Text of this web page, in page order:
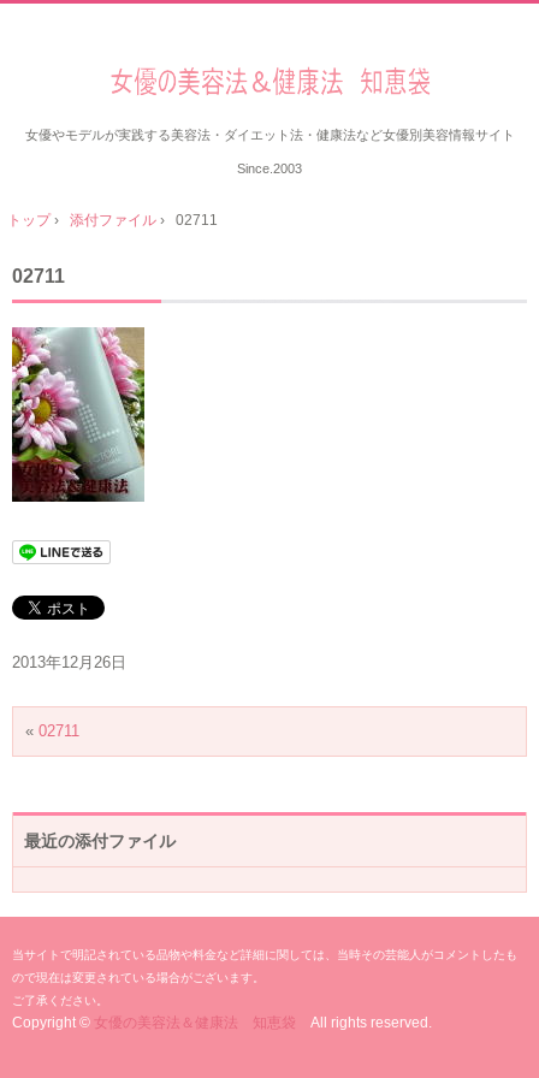
女優やモデルが実践する美容法・ダイエット法・健康法など女優別美容情報サイト
Since.2003
トップ› 添付ファイル › 02711
02711
2013年12月26日
« 02711
最近の添付ファイル
当サイトで明記されている品物や料金など詳細に関しては、当時その芸能人がコメントしたも
ので現在は変更されている場合がございます。
ご了承ください。
Copyright © 女優の美容法＆健康法 知恵袋 All rights reserved.